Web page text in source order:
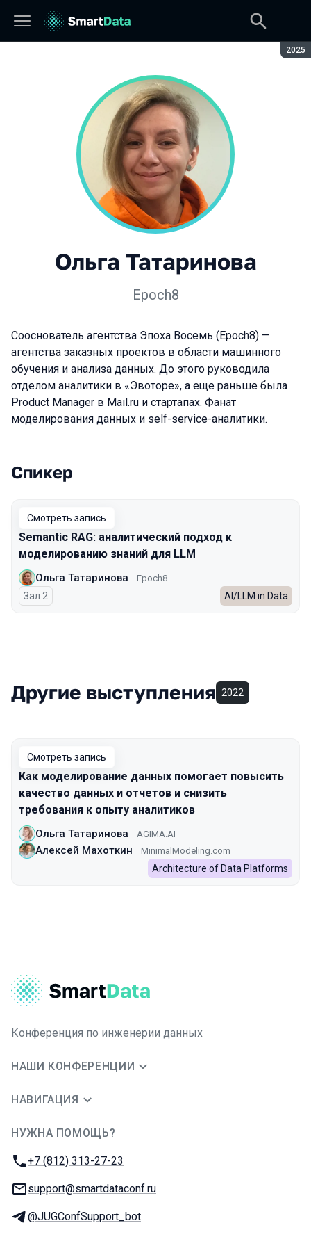
2025
Ольга Татаринова
Epoch8
Сооснователь агентства Эпоха Восемь (Epoch8) —
агентства заказных проектов в области машинного
обучения и анализа данных. До этого руководила
отделом аналитики в «Эвоторе», а еще раньше была
Product Manager в Mail.ru и стартапах. Фанат
моделирования данных и self-service-аналитики.
Выступления в сезоне 2025
Спикер
Смотреть запись
Semantic RAG: аналитический подход к
моделированию знаний для LLM
Ольга Татаринова Epoch8
Зал 2 AI/LLM in Data
Другие выступления 2022
Смотреть запись
Как моделирование данных помогает повысить
качество данных и отчетов и снизить
требования к опыту аналитиков
Ольга Татаринова AGIMA.AI
Алексей Махоткин MinimalModeling.com
Architecture of Data Platforms
Конференция по инженерии данных
НАШИ КОНФЕРЕНЦИИ
НАВИГАЦИЯ
НУЖНА ПОМОЩЬ?
Телефон:
+7 (812) 313-27-23
E-mail:
support@smartdataconf.ru
Телеграм:
@JUGConfSupport_bot